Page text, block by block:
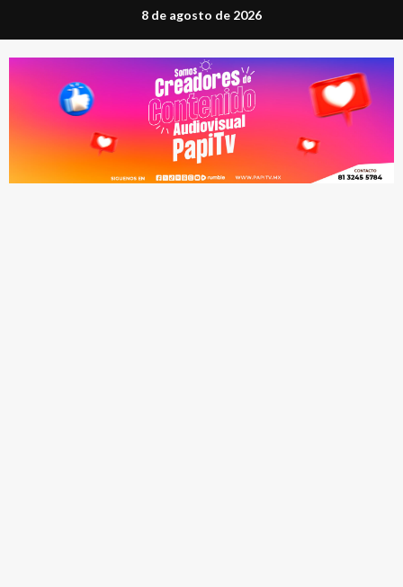
al
contenido
8 de agosto de 2026